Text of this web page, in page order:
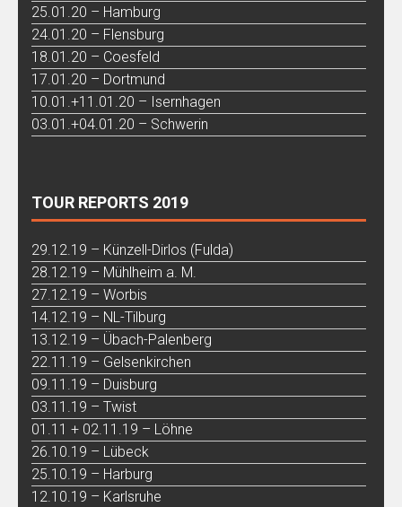
25.01.20 – Hamburg
24.01.20 – Flensburg
18.01.20 – Coesfeld
17.01.20 – Dortmund
10.01.+11.01.20 – Isernhagen
03.01.+04.01.20 – Schwerin
TOUR REPORTS 2019
29.12.19 – Künzell-Dirlos (Fulda)
28.12.19 – Mühlheim a. M.
27.12.19 – Worbis
14.12.19 – NL-Tilburg
13.12.19 – Übach-Palenberg
22.11.19 – Gelsenkirchen
09.11.19 – Duisburg
03.11.19 – Twist
01.11 + 02.11.19 – Löhne
26.10.19 – Lübeck
25.10.19 – Harburg
12.10.19 – Karlsruhe